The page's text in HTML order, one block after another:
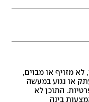
מזויף או מבוים,
או נגוע במעשה
התוכן לא
בינה